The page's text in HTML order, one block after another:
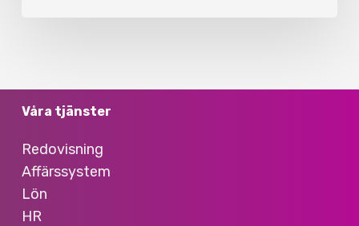
Våra tjänster
Redovisning
Affärssystem
Lön
HR